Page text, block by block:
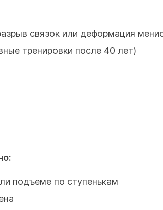
связок или деформация
тренировки после 40 лет)
подъеме по ступенькам